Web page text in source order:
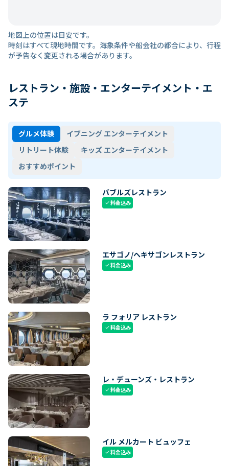
地図上の位置は目安です。
時刻はすべて現地時間です。海象条件や船会社の都合により、行程
が予告なく変更される場合があります。
レストラン・施設・エンターテイメント・エ
ステ
グルメ体験
イブニング エンターテイメント
リトリート体験
キッズ エンターテイメント
おすすめポイント
バブルズレストラン
check料金込み
エサゴノ/ヘキサゴンレストラン
check料金込み
ラ フォリア レストラン
check料金込み
レ・デューンズ・レストラン
check料金込み
イル メルカート ビュッフェ
check料金込み